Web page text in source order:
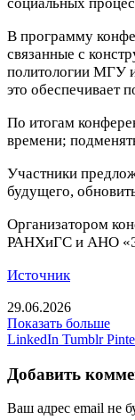
В программу
связанные с
политологии МГУ
это обеспечивает
По итогам
времени;
Участники
будущего,
Организатором
РАНХиГС и АНО
Источник
29.06.2026
Показать больше
LinkedIn Tumblr
Добавить
Ваш адрес email не